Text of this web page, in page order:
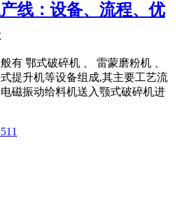
线：设备、流程、优
有 鄂式破碎机 、 雷蒙磨粉机 、
提升机等设备组成,其主要工艺流
磁振动给料机送入颚式破碎机进